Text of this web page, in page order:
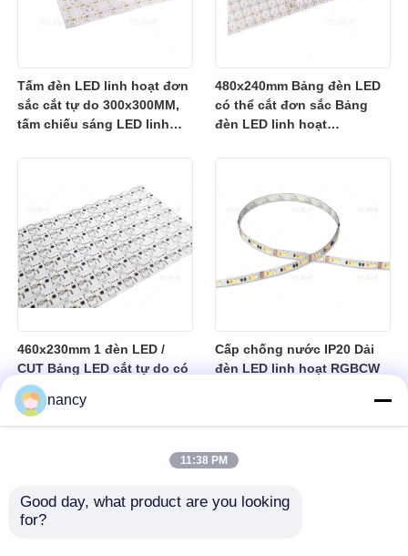
Tấm đèn LED linh hoạt đơn
sắc cắt tự do 300x300MM,
tấm chiếu sáng LED linh
480x240mm Bảng đèn LED
có thể cắt đơn sắc Bảng
đèn LED linh hoạt
460x230mm 1 đèn LED /
CUT Bảng LED cắt tự do có
thể cắt SPI RGBW LED
Flexible Sheet
Cấp chống nước IP20 Dải
đèn LED linh hoạt RGBCW
25 đến dương 40 độ Thích
hợp cho hệ thống chiếu
nancy
11:38 PM
Good day, what product are you looking
for?